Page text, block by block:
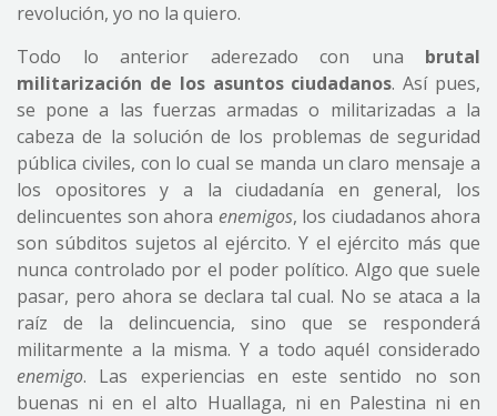
revolución, yo no la quiero.
Todo lo anterior aderezado con una brutal
militarización de los asuntos ciudadanos. Así pues,
se pone a las fuerzas armadas o militarizadas a la
cabeza de la solución de los problemas de seguridad
pública civiles, con lo cual se manda un claro mensaje a
los opositores y a la ciudadanía en general, los
delincuentes son ahora enemigos, los ciudadanos ahora
son súbditos sujetos al ejército. Y el ejército más que
nunca controlado por el poder político. Algo que suele
pasar, pero ahora se declara tal cual. No se ataca a la
raíz de la delincuencia, sino que se responderá
militarmente a la misma. Y a todo aquél considerado
enemigo. Las experiencias en este sentido no son
buenas ni en el alto Huallaga, ni en Palestina ni en